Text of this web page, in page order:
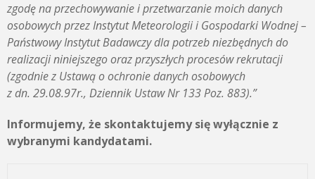
zgodę na przechowywanie i przetwarzanie moich danych
osobowych przez Instytut Meteorologii i Gospodarki Wodnej –
Państwowy Instytut Badawczy dla potrzeb niezbędnych do
realizacji niniejszego oraz przyszłych procesów rekrutacji
(zgodnie z Ustawą o ochronie danych osobowych
z dn. 29.08.97r., Dziennik Ustaw Nr 133 Poz. 883).”
Informujemy, że skontaktujemy się wyłącznie z
wybranymi kandydatami.